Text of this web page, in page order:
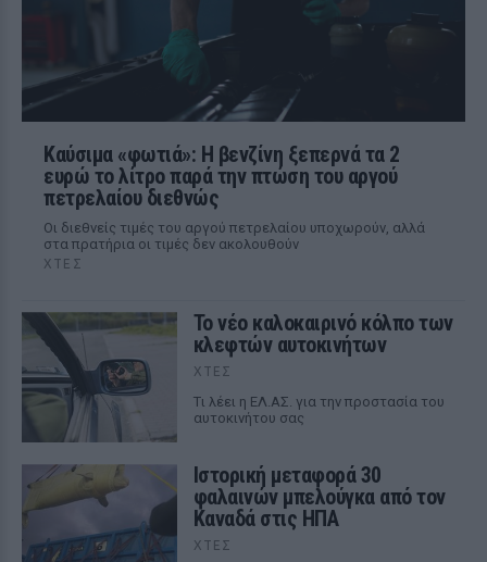
Καύσιμα «φωτιά»: Η βενζίνη ξεπερνά τα 2
ευρώ το λίτρο παρά την πτώση του αργού
πετρελαίου διεθνώς
Οι διεθνείς τιμές του αργού πετρελαίου υποχωρούν, αλλά
στα πρατήρια οι τιμές δεν ακολουθούν
ΧΤΕΣ
Το νέο καλοκαιρινό κόλπο των
κλεφτών αυτοκινήτων
ΧΤΕΣ
Tι λέει η ΕΛ.ΑΣ. για την προστασία του
αυτοκινήτου σας
Ιστορική μεταφορά 30
φαλαινών μπελούγκα από τον
Καναδά στις ΗΠΑ
ΧΤΕΣ